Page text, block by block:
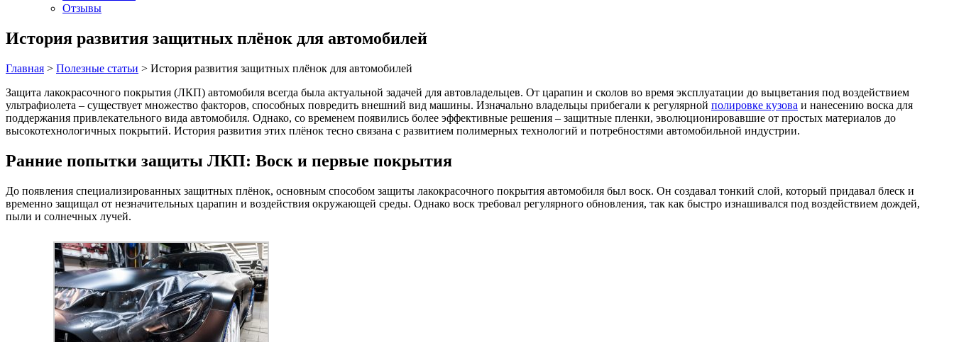
Отзывы
История развития защитных плёнок для автомобилей
Главная > Полезные статьи > История развития защитных плёнок для автомобилей
Защита лакокрасочного покрытия (ЛКП) автомобиля всегда была актуальной задачей для автовладельцев. От царапин и сколов во время эксплуатации до выцветания под воздействием
ультрафиолета – существует множество факторов, способных повредить внешний вид машины. Изначально владельцы прибегали к регулярной полировке кузова и нанесению воска для
поддержания привлекательного вида автомобиля. Однако, со временем появились более эффективные решения – защитные пленки, эволюционировавшие от простых материалов до
высокотехнологичных покрытий. История развития этих плёнок тесно связана с развитием полимерных технологий и потребностями автомобильной индустрии.
Ранние попытки защиты ЛКП: Воск и первые покрытия
До появления специализированных защитных плёнок, основным способом защиты лакокрасочного покрытия автомобиля был воск. Он создавал тонкий слой, который придавал блеск и
временно защищал от незначительных царапин и воздействия окружающей среды. Однако воск требовал регулярного обновления, так как быстро изнашивался под воздействием дождей,
пыли и солнечных лучей.